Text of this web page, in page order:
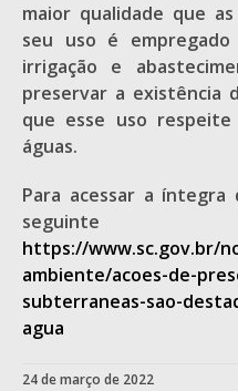
maior qualidade que
seu uso é empregado
irrigação e
preservar a existência
que esse uso
águas.
Para acessar a
https://www.sc.gov.br/
ambiente/acoes-de-
subterraneas-sao-
agua
24 de março de 2022